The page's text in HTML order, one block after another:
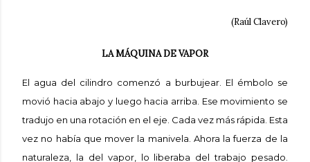
(Raúl Clavero)
LA MÁQUINA DE VAPOR
El agua del cilindro comenzó a burbujear. El émbolo se
movió hacia abajo y luego hacia arriba. Ese movimiento se
tradujo en una rotación en el eje. Cada vez más rápida. Esta
vez no había que mover la manivela. Ahora la fuerza de la
naturaleza, la del vapor, lo liberaba del trabajo pesado.